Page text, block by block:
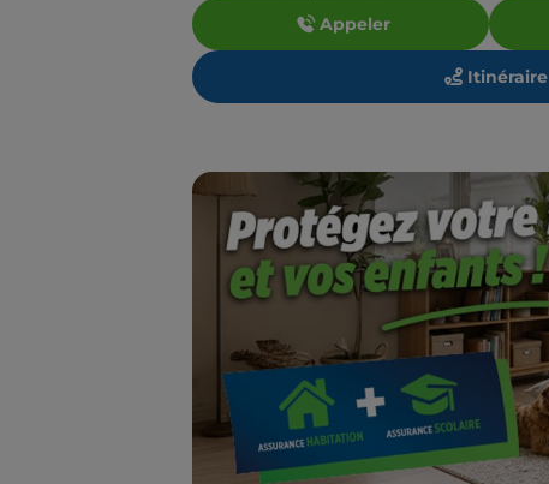
Appeler
Itinéraire